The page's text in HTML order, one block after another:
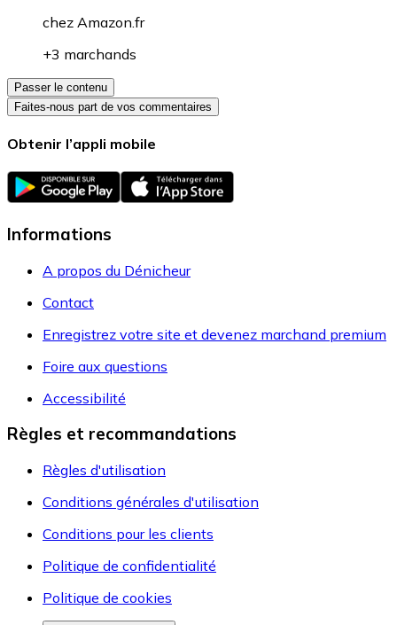
chez Amazon.fr
+3 marchands
Passer le contenu
Faites-nous part de vos commentaires
Obtenir l’appli mobile
Informations
A propos du Dénicheur
Contact
Enregistrez votre site et devenez marchand premium
Foire aux questions
Accessibilité
Règles et recommandations
Règles d'utilisation
Conditions générales d'utilisation
Conditions pour les clients
Politique de confidentialité
Politique de cookies